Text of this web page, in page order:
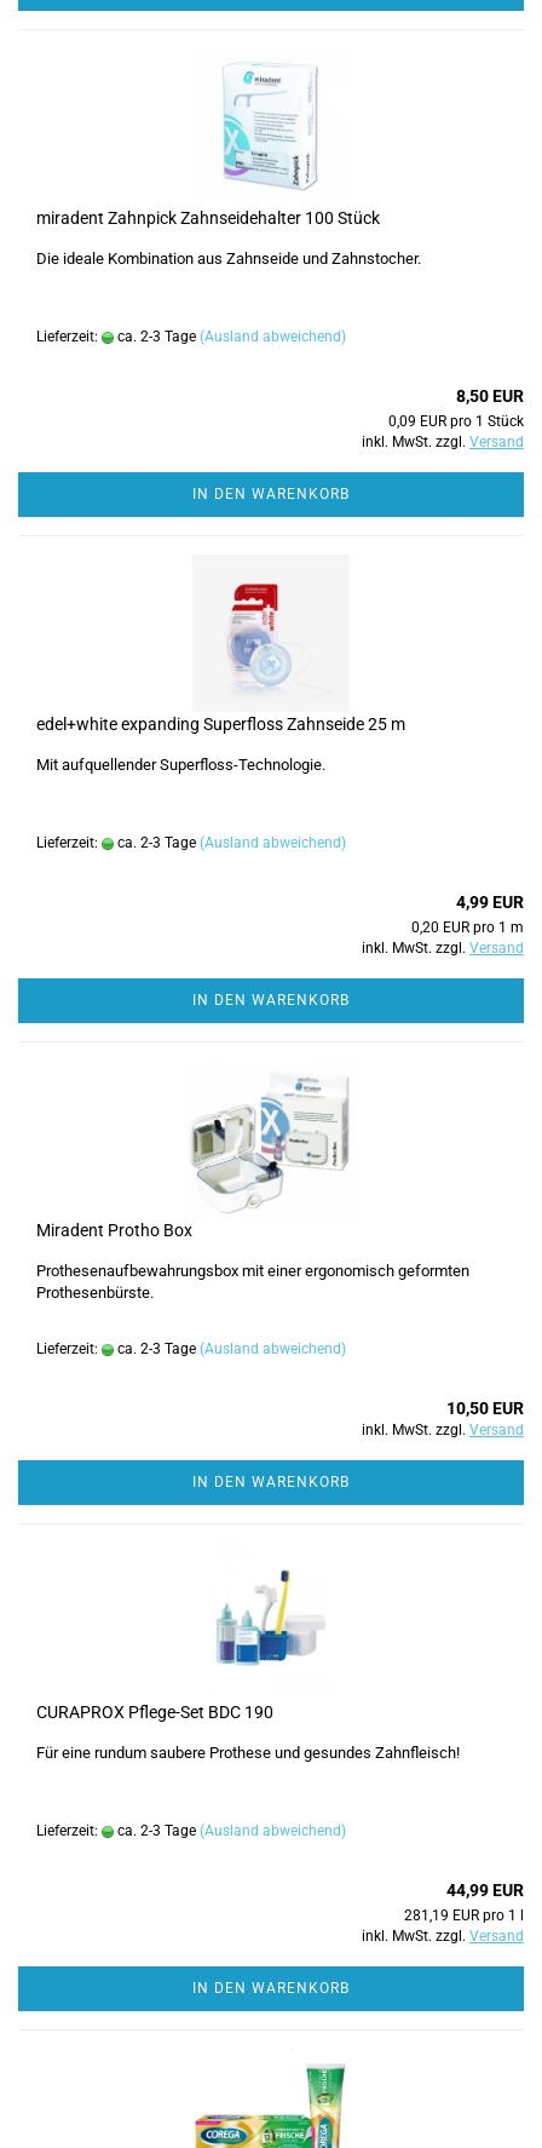
miradent Zahnpick Zahnseidehalter 100 Stück
Die ideale Kombination aus Zahnseide und Zahnstocher.
Lieferzeit: ca. 2-3 Tage (Ausland abweichend)
8,50 EUR
0,09 EUR pro 1 Stück
inkl. MwSt. zzgl. Versand
IN DEN WARENKORB
edel+white expanding Superfloss Zahnseide 25 m
Mit aufquellender Superfloss-Technologie.
Lieferzeit: ca. 2-3 Tage (Ausland abweichend)
4,99 EUR
0,20 EUR pro 1 m
inkl. MwSt. zzgl. Versand
IN DEN WARENKORB
Miradent Protho Box
Prothesenaufbewahrungsbox mit einer ergonomisch geformten
Prothesenbürste.
Lieferzeit: ca. 2-3 Tage (Ausland abweichend)
10,50 EUR
inkl. MwSt. zzgl. Versand
IN DEN WARENKORB
CURAPROX Pflege-Set BDC 190
Für eine rundum saubere Prothese und gesundes Zahnfleisch!
Lieferzeit: ca. 2-3 Tage (Ausland abweichend)
44,99 EUR
281,19 EUR pro 1 l
inkl. MwSt. zzgl. Versand
IN DEN WARENKORB